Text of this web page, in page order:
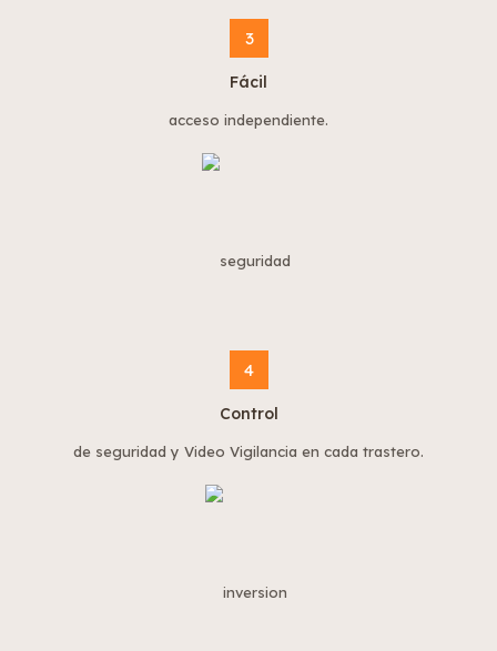
3
Fácil
acceso independiente.
4
Control
de seguridad y Video Vigilancia en cada trastero.